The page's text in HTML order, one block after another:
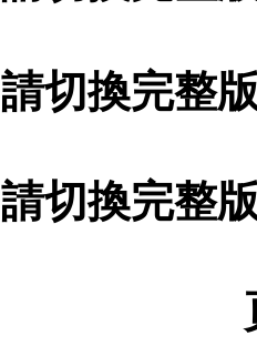
請切換完整
請切換完整